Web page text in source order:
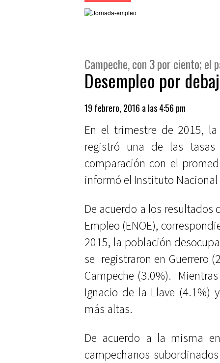
Campeche, con 3 por ciento; el
Desempleo por
19 febrero, 2016 a las 4:56 pm
En el trimestre de 2015,
registró una de las
comparación con el
informó el Instituto Nacional
De acuerdo a los resultados
Empleo (ENOE),
2015, la población
se registraron en Guerrero
Campeche (3.0%).
Ignacio de la Llave (4.1%)
más altas.
De acuerdo a la misma
campechanos